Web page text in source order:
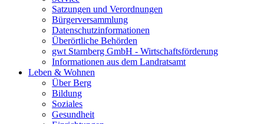
Satzungen und Verordnungen
Bürgerversammlung
Datenschutzinformationen
Überörtliche Behörden
gwt Starnberg GmbH - Wirtschaftsförderung
Informationen aus dem Landratsamt
Leben & Wohnen
Über Berg
Bildung
Soziales
Gesundheit